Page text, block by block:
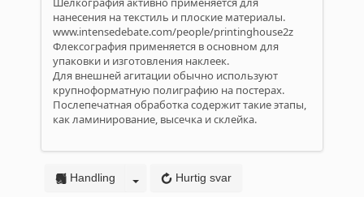
нанесения на текстиль и плоские материалы.
www.intensedebate.com/people/printinghouse2z
Флексография применяется в основном для
упаковки и изготовления наклеек.
Для внешней агитации обычно используют
крупноформатную полиграфию на постерах.
Послепечатная обработка содержит такие этапы,
как ламинирование, высечка и склейка.
Hurtig svar
Handling